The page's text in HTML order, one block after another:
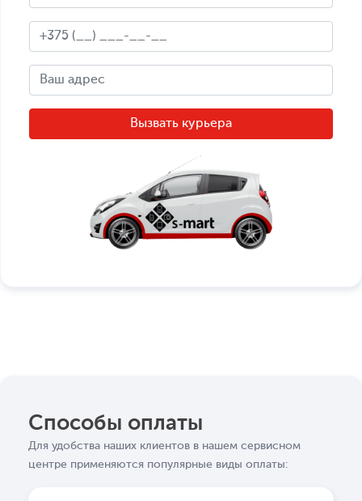
Способы оплаты
Для удобства наших клиентов в нашем сервисном
центре применяются популярные виды оплаты: